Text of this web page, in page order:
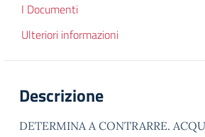
I Documenti
Ulteriori informazioni
Descrizione
DETERMINA A CONTRARRE.